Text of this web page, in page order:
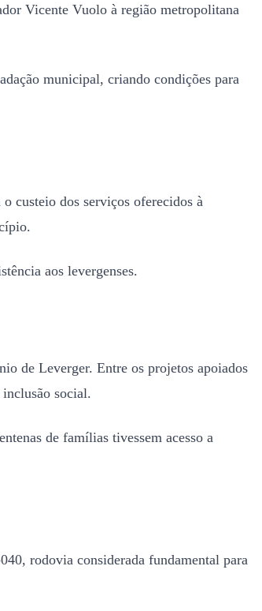
Vicente Vuolo à região metropolitana
municipal, criando condições para
custeio dos serviços oferecidos à
aos levergenses.
de Leverger. Entre os projetos apoiados
social.
de famílias tivessem acesso a
rodovia considerada fundamental para